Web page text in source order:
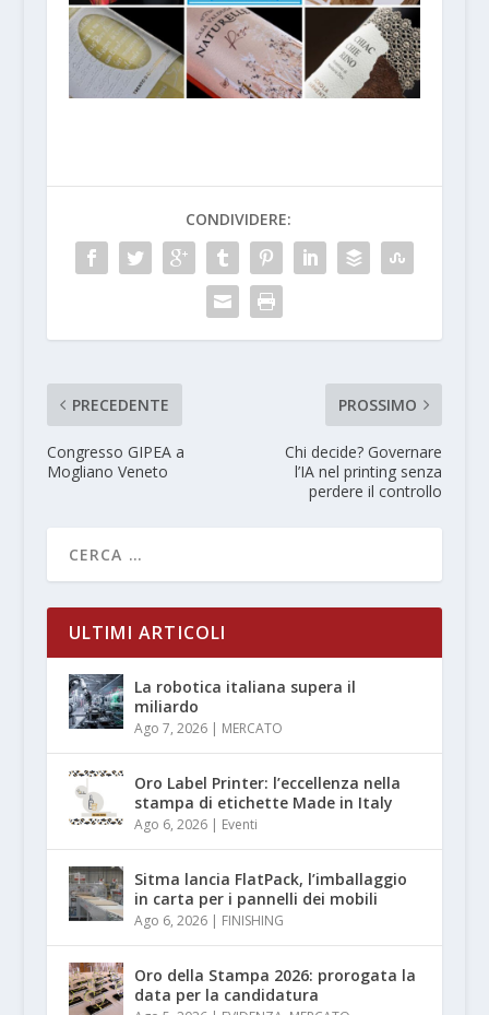
CONDIVIDERE:
PRECEDENTE
Congresso GIPEA a
Mogliano Veneto
PROSSIMO
Chi decide? Governare
l’IA nel printing senza
perdere il controllo
ULTIMI ARTICOLI
La robotica italiana supera il
miliardo
Ago 7, 2026| MERCATO
Oro Label Printer: l’eccellenza nella
stampa di etichette Made in Italy
Ago 6, 2026| Eventi
Sitma lancia FlatPack, l’imballaggio
in carta per i pannelli dei mobili
Ago 6, 2026| FINISHING
Oro della Stampa 2026: prorogata la
data per la candidatura